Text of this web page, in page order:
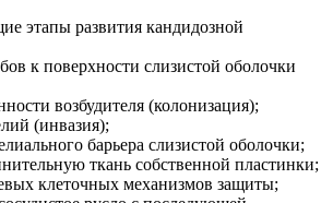
этапы развития кандидозной
к поверхности слизистой оболочки
возбудителя (колонизация);
(инвазия);
барьера слизистой оболочки;
ткань собственной пластинки;
клеточных механизмов защиты;